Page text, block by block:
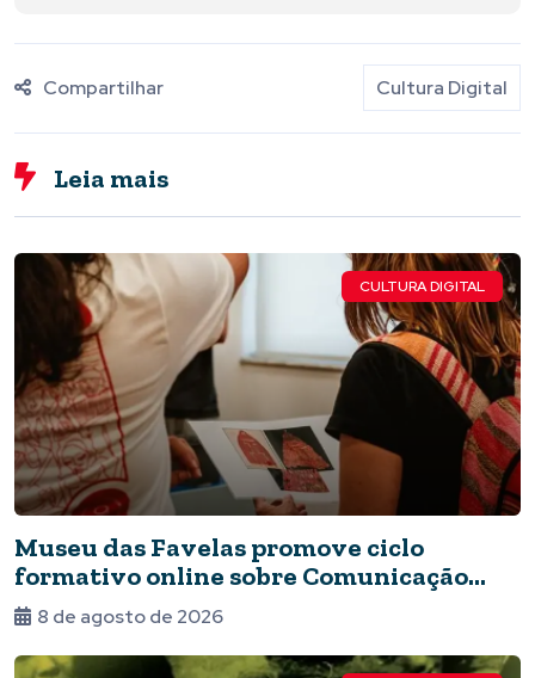
Compartilhar Cultura Digital
Leia mais
CULTURA DIGITAL
Museu das Favelas promove ciclo
formativo online sobre Comunicação
Museológica
8 de agosto de 2026